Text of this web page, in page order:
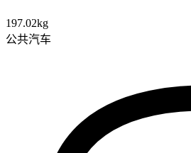
197.02kg
公共汽车